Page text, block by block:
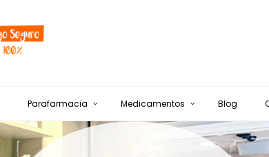
Parafarmacia Medicamentos Blog